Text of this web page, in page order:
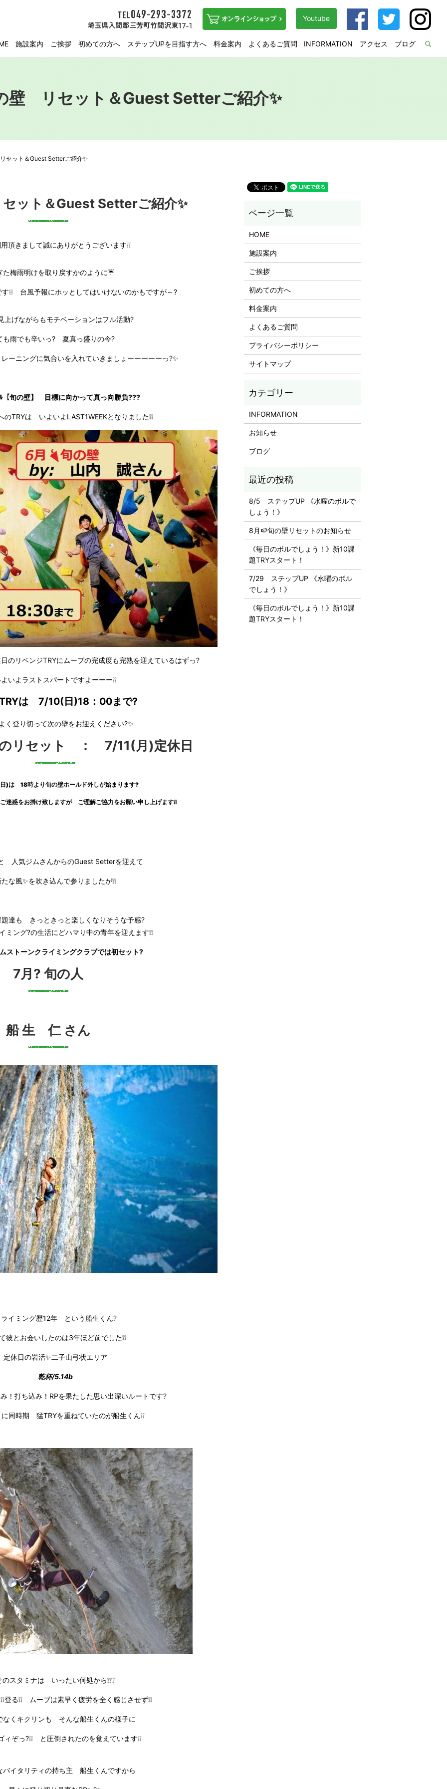
施設案内 ご挨拶 初めての方へ ステップUPを目指す方へ 料金案内 よくあるご質問 INFORMATION アクセス ブログ
Youtube
壁 リセット＆Guest Setterご紹介✨
セット＆Guest Setterご紹介✨
ット＆Guest Setterご紹介✨
頂きまして誠にありがとうございます❕❕
た梅雨明けを取り戻すかのように☔
❕❕ 台風予報にホッとしてはいけないのかもですが～?
上げながらもモチベーションはフル活動?
も雨でも辛いっ? 夏真っ盛りの今?
ーニングに気合いを入れていきましょーーーーーっ?✨
ﾙ【旬の壁】 目標に向かって真っ向勝負???
のTRYは いよいよLAST1WEEKとなりました❕❕
のリベンジTRYにムーブの完成度も完熟を迎えているはずっ?
いよラストスパートですよーーー❕❕
は 7/10(日)18：00まで?
く登り切って次の壁をお迎えください?✨
リセット ： 7/11(月)定休日
)は 18時より旬の壁ホールド外しが始まります?
迷惑をお掛け致しますが ご理解ご協力をお願い申し上げます❕❕
人気ジムさんからのGuest Setterを迎えて
な風✨を吹き込んで参りましたが❕❕
題達も きっときっと楽しくなりそうな予感?
ミング?の生活にどハマり中の青年を迎えます❕❕
ストーンクライミングクラブでは初セット?
7月? 旬の人
船 生 仁 さん
ライミング歴12年 という船生くん?
彼とお会いしたのは3年ほど前でした❕❕
定休日の岩活✨二子山弓状エリア
乾杯/5.14b
！打ち込み！RPを果たした思い出深いルートです?
同時期 猛TRYを重ねていたのが船生くん❕❕
のスタミナは いったい何処から❕❕❔
登る❕❕ ムーブは素早く疲労を全く感じさせず❕❕
なくキクリンも そんな船生くんの様子に
ぞっ?❕❕ と圧倒されたのを覚えています❕❕
バイタリティの持ち主 船生くんですから
HOME
施設案内
ご挨拶
初めての方へ
料金案内
よくあるご質問
プライバシーポリシー
サイトマップ
INFORMATION
お知らせ
ブログ
8/5 ステップUP 《水曜のボルで
しょう！》
8月🍉旬の壁リセットのお知らせ
《毎日のボルでしょう！》新10課
題TRYスタート！
7/29 ステップUP 《水曜のボル
でしょう！》
《毎日のボルでしょう！》新10課
題TRYスタート！